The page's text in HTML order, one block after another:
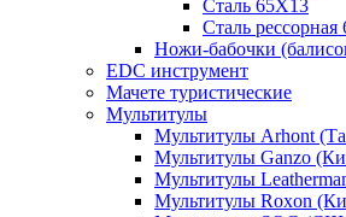
Сталь 65Х13
Сталь рессорная
Ножи-бабочки
EDC инструмент
Мачете туристические
Мультитулы
Мультитулы Arhont
Мультитулы Ganzo
Мультитулы
Мультитулы Roxon